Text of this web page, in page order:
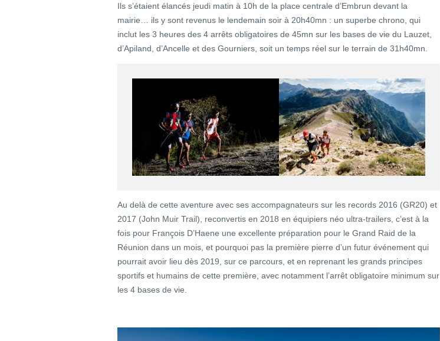
Ils s’étaient élancés jeudi matin à 10h de la place centrale d’Embrun devant la
mairie… ils y sont revenus le lendemain soir à 20h40mn : un superbe chrono, qui
inclut les 3 heures des 4 arrêts obligatoires de 45mn sur les bases de vie du Lauzet,
d’Apiland, d’Ancelle et des Gourniers, soit un temps réel sur le terrain de 31h40mn.
Au delà de cette aventure avec ses accompagnateurs sur les records 2016 (GR20) et
2017 (John Muir Trail), reconvertis en 2018 en équipiers néo ultra-trailers, c’est à la
fois pour François D’Haene une excellente préparation pour le Grand Raid de la
Réunion dans un mois, et pourquoi pas la première pierre d’un futur événement qui
pourrait avoir lieu dès 2019, sur ce parcours, et en reprenant les grands principes
sportifs et humains de cette première, avec notamment l’arrêt obligatoire minimum sur
les 4 bases de vie.